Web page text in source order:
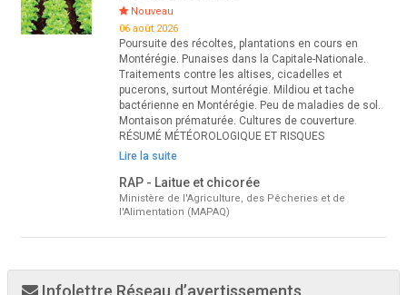
Nouveau
06 août 2026
Poursuite des récoltes, plantations en cours en
Montérégie. Punaises dans la Capitale-Nationale.
Traitements contre les altises, cicadelles et
pucerons, surtout Montérégie. Mildiou et tache
bactérienne en Montérégie. Peu de maladies de sol.
Montaison prématurée. Cultures de couverture.
RÉSUMÉ MÉTÉOROLOGIQUE ET RISQUES
Lire la suite
RAP - Laitue et chicorée
Ministère de l'Agriculture, des Pêcheries et de
l'Alimentation (MAPAQ)
Infolettre Réseau d’avertissements